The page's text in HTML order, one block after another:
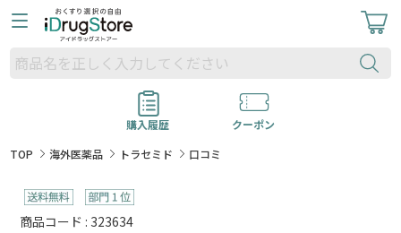
購入履歴
クーポン
TOP
海外医薬品 トラセミド 口コミ
商品コード : 323634